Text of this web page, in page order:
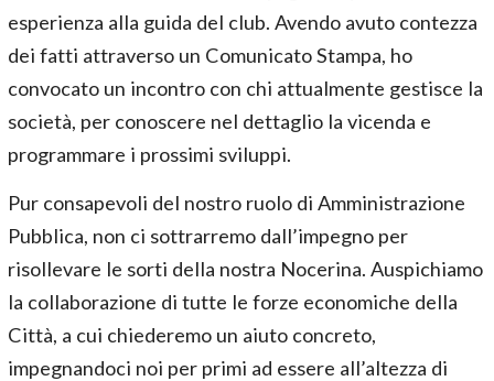
esperienza alla guida del club. Avendo avuto contezza
dei fatti attraverso un Comunicato Stampa, ho
convocato un incontro con chi attualmente gestisce la
società, per conoscere nel dettaglio la vicenda e
programmare i prossimi sviluppi.
Pur consapevoli del nostro ruolo di Amministrazione
Pubblica, non ci sottrarremo dall’impegno per
risollevare le sorti della nostra Nocerina. Auspichiamo
la collaborazione di tutte le forze economiche della
Città, a cui chiederemo un aiuto concreto,
impegnandoci noi per primi ad essere all’altezza di